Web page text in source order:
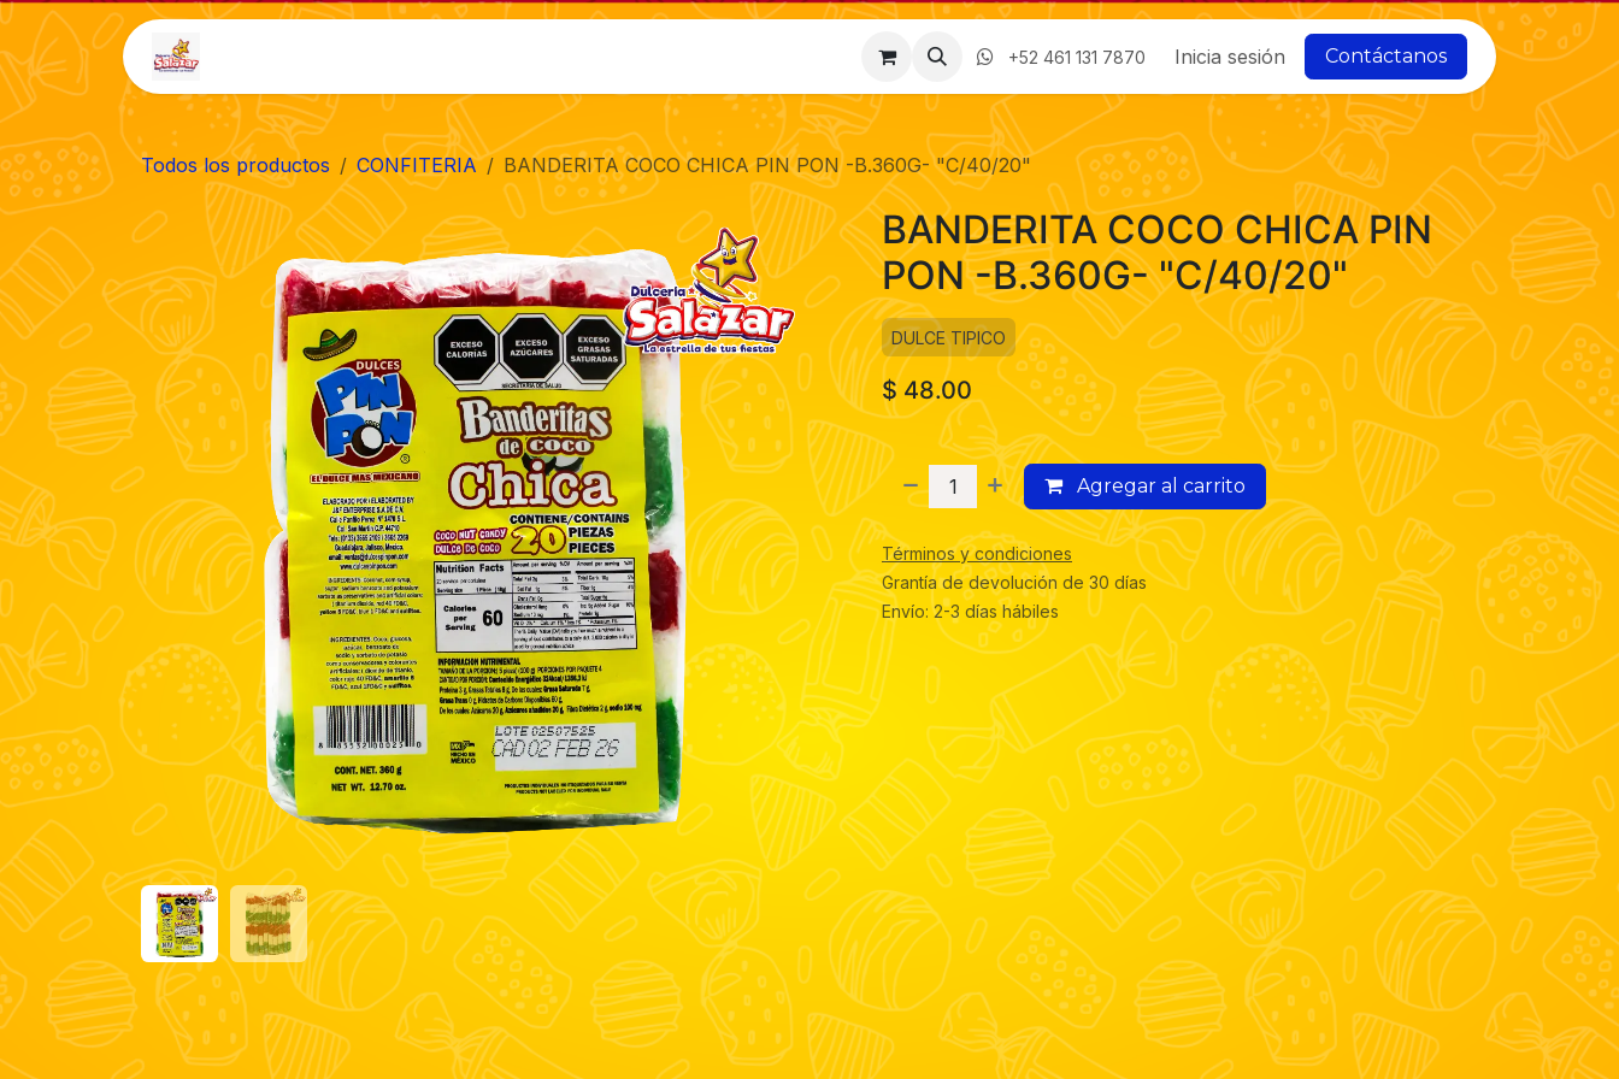
Ir al contenido
Contáctenos Nosotros
+52 461 131 7870 Inicia sesión Contáctanos
Todos los productos CONFITERIA BANDERITA COCO CHICA PIN PON -B.360G- "C/40/20"
BANDERITA COCO CHICA PIN
PON -B.360G- "C/40/20"
DULCE TIPICO
$ 48.00
Agregar al carrito
Términos y condiciones
Grantía de devolución de 30 días
Envío: 2-3 días hábiles